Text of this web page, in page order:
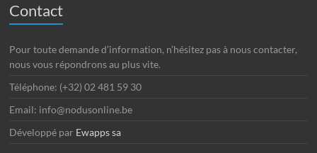
Contact
Pour toute demande d’information, n’hésitez pas à nous contacter,
nous vous répondrons au plus vite.
Téléphone: (+32) 02 481 59 30
Email: info@nodusonline.be
Développé par Ewapps sa